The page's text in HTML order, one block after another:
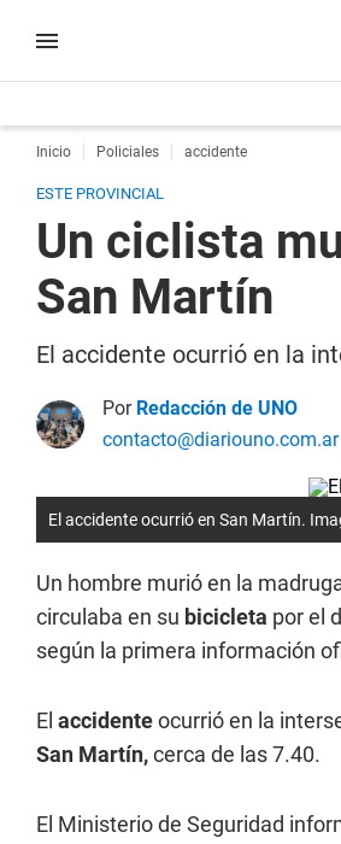
Inicio Policiales accidente
ESTE PROVINCIAL
Un ciclista
San Martín
El accidente ocurrió en la
Por Redacción de UNO
contacto@diariouno.com.ar
El accidente ocurrió en San Martín.
Un hombre murió en la
circulaba en su bicicleta por el
según la primera información
El accidenteocurrió en la
San Martín,cerca de las 7.40.
El Ministerio de Seguridad